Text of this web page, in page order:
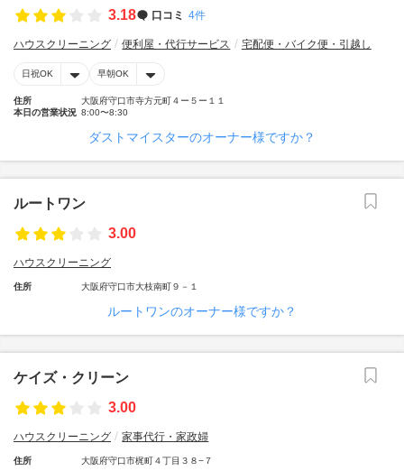
3.18 口コミ 4件
ハウスクリーニング 便利屋・代行サービス 宅配便・バイク便・引越し
日祝OK 早朝OK
住所
大阪府守口市寺方元町４ー５ー１１
本日の営業状況 8:00〜8:30
ダストマイスターのオーナー様ですか？
ルートワン
3.00
ハウスクリーニング
住所 大阪府守口市大枝南町９－１
ルートワンのオーナー様ですか？
ケイズ・クリーン
3.00
ハウスクリーニング 家事代行・家政婦
住所 大阪府守口市梶町４丁目３８−７